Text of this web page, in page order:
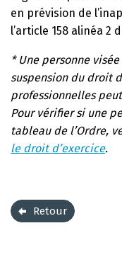
en prévision de
l’article 158 alinéa 2
* Une personne
suspension du droit
professionnelles
Pour vérifier si une
tableau de l’Ordre,
le droit d’exercice.
Retour